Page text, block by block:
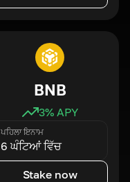
BNB
3% APY
ਪਹਿਲਾ ਇਨਾਮ
6 ਘੰਟਿਆਂ ਵਿੱਚ
Stake now